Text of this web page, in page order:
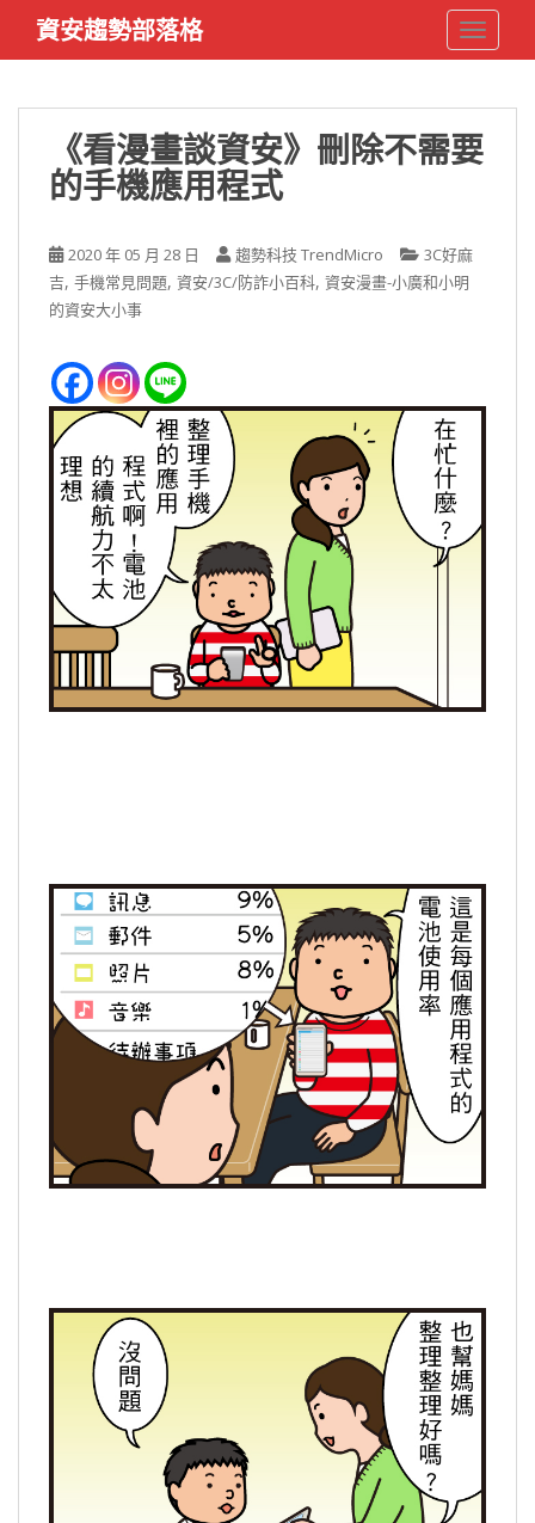
i
資安趨勢部落格
《看漫畫談資安》刪除不需要
的手機應用程式
2020 年 05 月 28 日 趨勢科技 TrendMicro
3C好麻
吉, 手機常見問題, 資安/3C/防詐小百科, 資安漫畫-小廣和小明
的資安大小事